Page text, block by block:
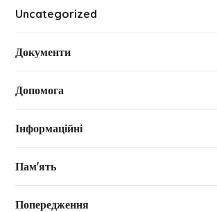
Uncategorized
Документи
Допомога
Інформаційні
Пам'ять
Попередження